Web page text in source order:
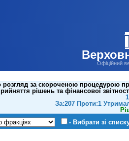
Офіційний
розгляд за скороченою процедурою
рішень та фінансової
За:207 Проти:1
- Вибрати зі